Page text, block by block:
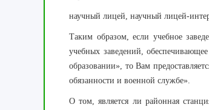
научный лицей, научный лицей-
Таким образом, если учебное
учебных заведений,
образовании», то Вам
обязанности и военной службе».
О том, является ли районная